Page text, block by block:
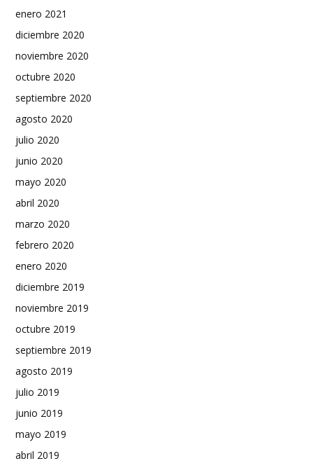
enero 2021
diciembre 2020
noviembre 2020
octubre 2020
septiembre 2020
agosto 2020
julio 2020
junio 2020
mayo 2020
abril 2020
marzo 2020
febrero 2020
enero 2020
diciembre 2019
noviembre 2019
octubre 2019
septiembre 2019
agosto 2019
julio 2019
junio 2019
mayo 2019
abril 2019